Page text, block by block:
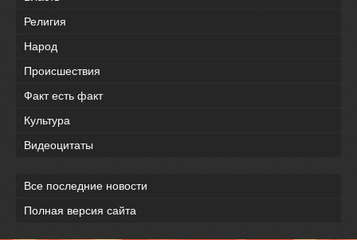
Религия
Народ
Происшествия
Факт есть факт
Культура
Видеоцитаты
Все последние новости
Полная версия сайта